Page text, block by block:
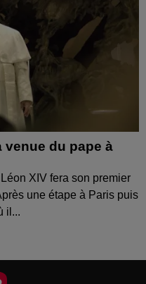
venue du pape à
XIV fera son premier
une étape à Paris puis
il...